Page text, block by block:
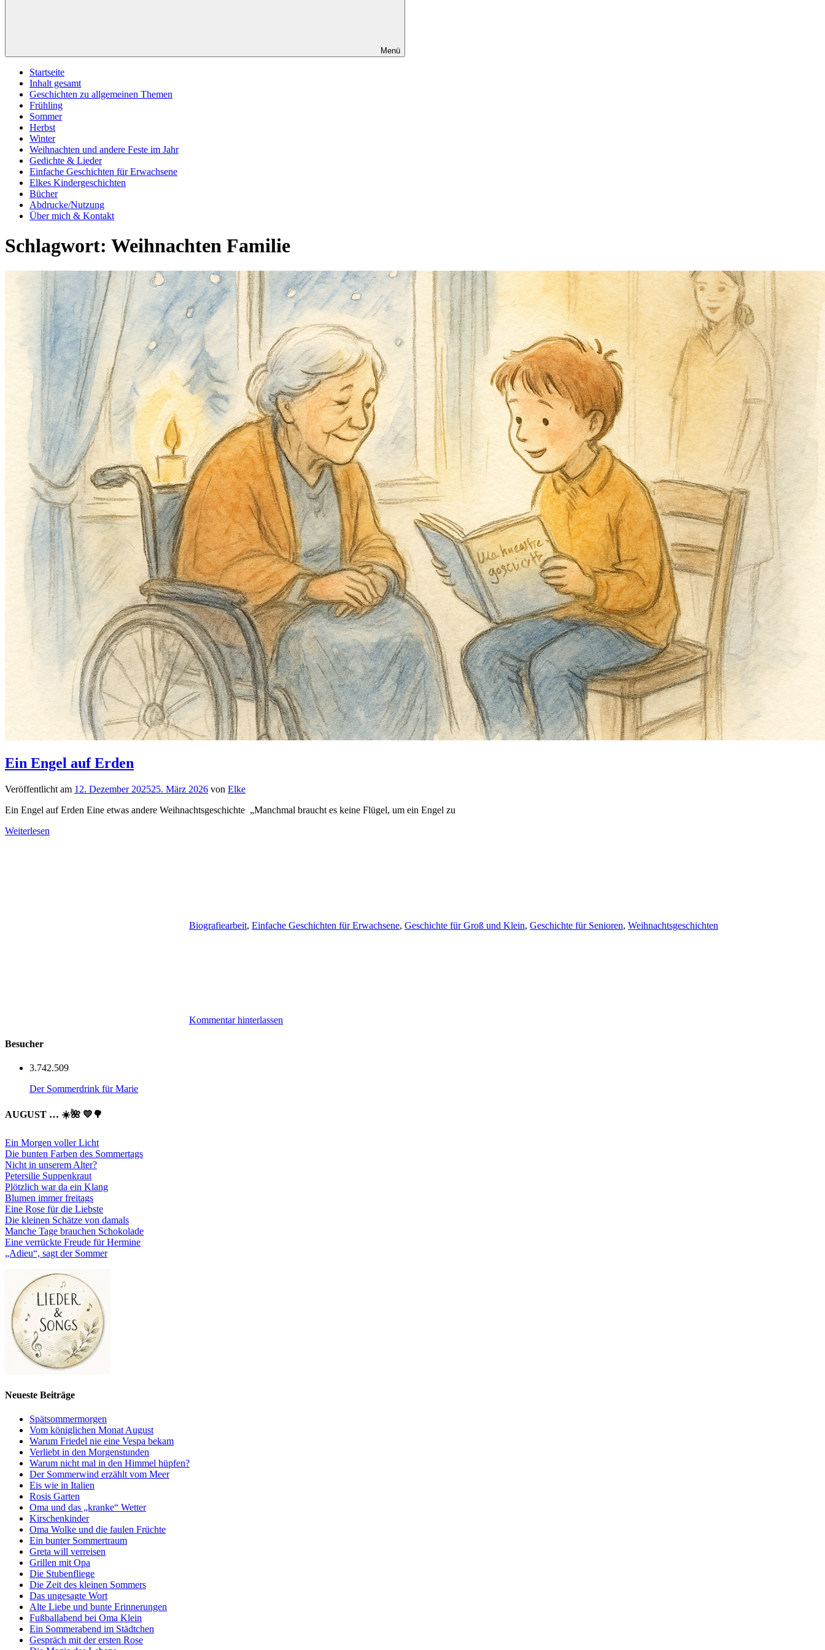
Menü
Startseite
Inhalt gesamt
Geschichten zu allgemeinen Themen
Frühling
Sommer
Herbst
Winter
Weihnachten und andere Feste im Jahr
Gedichte & Lieder
Einfache Geschichten für Erwachsene
Elkes Kindergeschichten
Bücher
Abdrucke/Nutzung
Über mich & Kontakt
Schlagwort: Weihnachten Familie
Ein Engel auf Erden
Veröffentlicht am 12. Dezember 202525. März 2026 von Elke
Ein Engel auf Erden Eine etwas andere Weihnachtsgeschichte „Manchmal braucht es keine Flügel, um ein Engel zu
Weiterlesen
Biografiearbeit, Einfache Geschichten für Erwachsene, Geschichte für Groß und Klein, Geschichte für Senioren, Weihnachtsgeschichten
Kommentar hinterlassen
Besucher
3.742.509
Der Sommerdrink für Marie
AUGUST … ☀️🌺 💛🌳
Ein Morgen voller Licht
Die bunten Farben des Sommertags
Nicht in unserem Alter?
Petersilie Suppenkraut
Plötzlich war da ein Klang
Blumen immer freitags
Eine Rose für die Liebste
Die kleinen Schätze von damals
Manche Tage brauchen Schokolade
Eine verrückte Freude für Hermine
„Adieu“, sagt der Sommer
Neueste Beiträge
Spätsommermorgen
Vom königlichen Monat August
Warum Friedel nie eine Vespa bekam
Verliebt in den Morgenstunden
Warum nicht mal in den Himmel hüpfen?
Der Sommerwind erzählt vom Meer
Eis wie in Italien
Rosis Garten
Oma und das „kranke“ Wetter
Kirschenkinder
Oma Wolke und die faulen Früchte
Ein bunter Sommertraum
Greta will verreisen
Grillen mit Opa
Die Stubenfliege
Die Zeit des kleinen Sommers
Das ungesagte Wort
Alte Liebe und bunte Erinnerungen
Fußballabend bei Oma Klein
Ein Sommerabend im Städtchen
Gespräch mit der ersten Rose